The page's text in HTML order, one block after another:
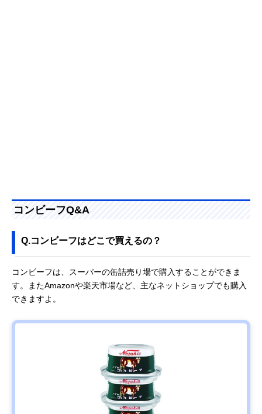
コンビーフQ&A
Q.コンビーフはどこで買えるの？
コンビーフは、スーパーの缶詰売り場で購入することができま
す。またAmazonや楽天市場など、主なネットショップでも購入
できますよ。